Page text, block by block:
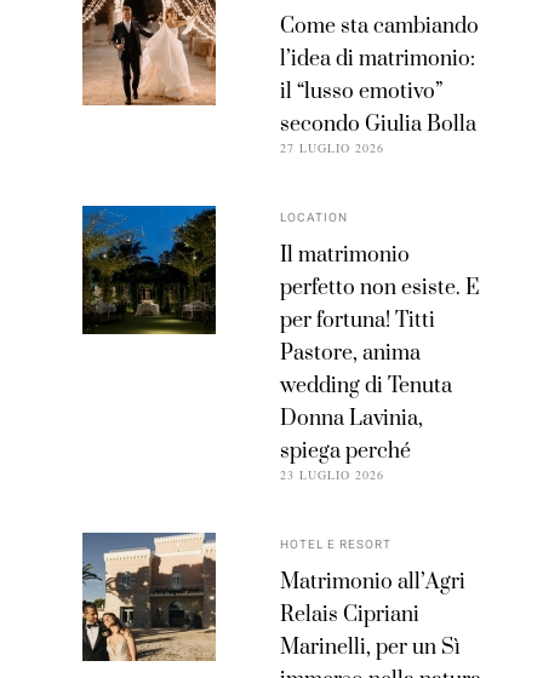
Come sta cambiando
l’idea di matrimonio:
il “lusso emotivo”
secondo Giulia Bolla
27 LUGLIO 2026
LOCATION
Il matrimonio
perfetto non esiste. E
per fortuna! Titti
Pastore, anima
wedding di Tenuta
Donna Lavinia,
spiega perché
23 LUGLIO 2026
HOTEL E RESORT
Matrimonio all’Agri
Relais Cipriani
Marinelli, per un Sì